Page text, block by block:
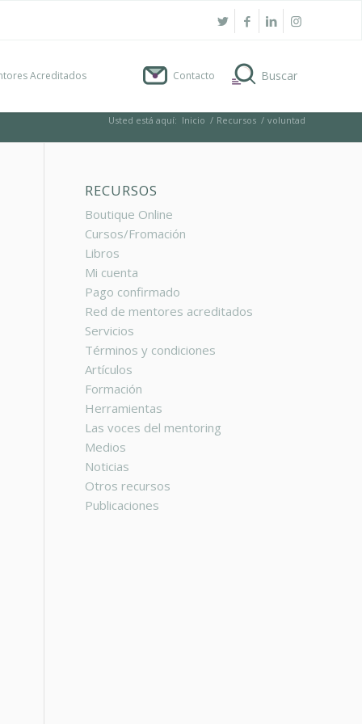
Acreditados Contacto
Usted está aquí: Inicio / Recursos / voluntad
RECURSOS
Boutique Online
Cursos/Fromación
Libros
Mi cuenta
Pago confirmado
Red de mentores acreditados
Servicios
Términos y condiciones
Artículos
Formación
Herramientas
Las voces del mentoring
Medios
Noticias
Otros recursos
Publicaciones